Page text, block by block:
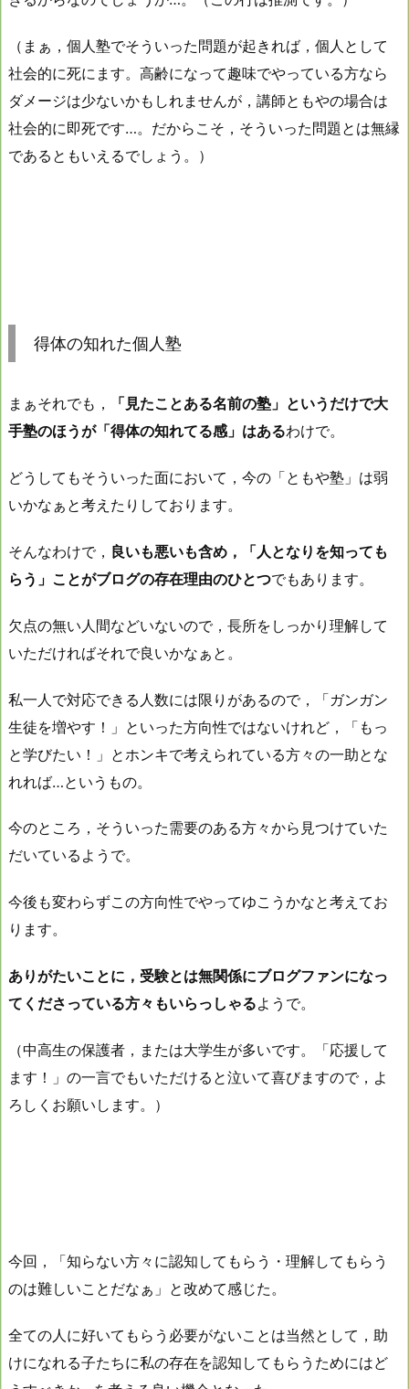
（まぁ，個人塾でそういった問題が起きれば，個人として
社会的に死にます。高齢になって趣味でやっている方なら
ダメージは少ないかもしれませんが，講師ともやの場合は
社会的に即死です…。だからこそ，そういった問題とは無縁
であるともいえるでしょう。）
得体の知れた個人塾
まぁそれでも，
「見たことある名前の塾」というだけで大
手塾のほうが「得体の知れてる感」はあるわけで。
どうしてもそういった面において，今の「ともや塾」は弱
いかなぁと考えたりしております。
そんなわけで， 良いも悪いも含め，「人となりを知っても
らう」ことがブログの存在理由のひとつでもあります。
欠点の無い人間などいないので，長所をしっかり理解して
いただければそれで良いかなぁと。
私一人で対応できる人数には限りがあるので，「ガンガン
生徒を増やす！」といった方向性ではないけれど，「もっ
と学びたい！」とホンキで考えられている方々の一助とな
れれば…というもの。
今のところ，そういった需要のある方々から見つけていた
だいているようで。
今後も変わらずこの方向性でやってゆこうかなと考えてお
ります。
ありがたいことに，受験とは無関係にブログファンになっ
てくださっている方々もいらっしゃるようで。
（中高生の保護者，または大学生が多いです。「応援して
ます！」の一言でもいただけると泣いて喜びますので，よ
ろしくお願いします。）
今回，「知らない方々に認知してもらう・理解してもらう
のは難しいことだなぁ」と改めて感じた。
全ての人に好いてもらう必要がないことは当然として，助
けになれる子たちに私の存在を認知してもらうためにはど